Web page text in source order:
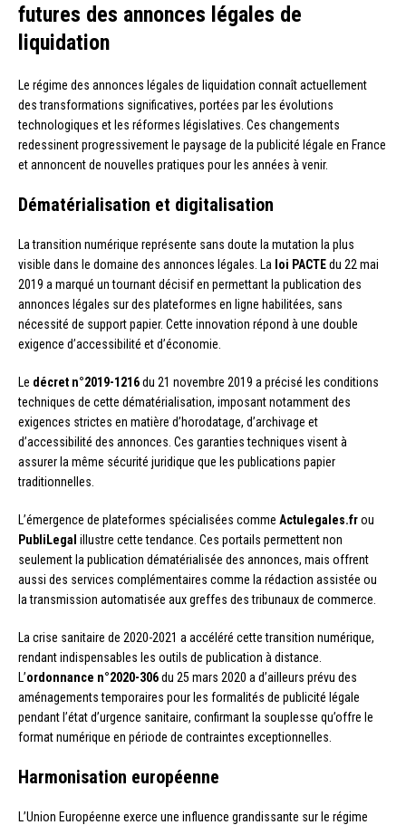
futures des annonces légales de
liquidation
Le régime des annonces légales de liquidation connaît actuellement
des transformations significatives, portées par les évolutions
technologiques et les réformes législatives. Ces changements
redessinent progressivement le paysage de la publicité légale en France
et annoncent de nouvelles pratiques pour les années à venir.
Dématérialisation et digitalisation
La transition numérique représente sans doute la mutation la plus
visible dans le domaine des annonces légales. La loi PACTEdu 22 mai
2019 a marqué un tournant décisif en permettant la publication des
annonces légales sur des plateformes en ligne habilitées, sans
nécessité de support papier. Cette innovation répond à une double
exigence d’accessibilité et d’économie.
Le décret n°2019-1216du 21 novembre 2019 a précisé les conditions
techniques de cette dématérialisation, imposant notamment des
exigences strictes en matière d’horodatage, d’archivage et
d’accessibilité des annonces. Ces garanties techniques visent à
assurer la même sécurité juridique que les publications papier
traditionnelles.
L’émergence de plateformes spécialisées comme Actulegales.frou
PubliLegal illustre cette tendance. Ces portails permettent non
seulement la publication dématérialisée des annonces, mais offrent
aussi des services complémentaires comme la rédaction assistée ou
la transmission automatisée aux greffes des tribunaux de commerce.
La crise sanitaire de 2020-2021 a accéléré cette transition numérique,
rendant indispensables les outils de publication à distance.
L’ordonnance n°2020-306du 25 mars 2020 a d’ailleurs prévu des
aménagements temporaires pour les formalités de publicité légale
pendant l’état d’urgence sanitaire, confirmant la souplesse qu’offre le
format numérique en période de contraintes exceptionnelles.
Harmonisation européenne
L’Union Européenne exerce une influence grandissante sur le régime